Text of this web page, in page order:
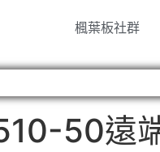
楓葉板社群
50遠